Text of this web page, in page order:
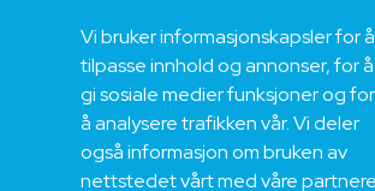
Vi bruker informasjonskapsler for å
tilpasse innhold og annonser, for å
gi sosiale medier funksjoner og for
å analysere trafikken vår. Vi deler
også informasjon om bruken av
nettstedet vårt med våre partnere
DNV
Tilbehør